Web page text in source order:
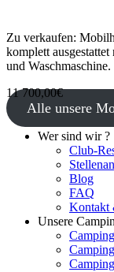
Zu verkaufen:
komplett
und
11 700,00€
Alle unsere
Wer sind wir ?
Club-
Blog
FAQ
Kontakt
Unsere